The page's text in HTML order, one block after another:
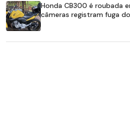
Honda CB300 é roubada
câmeras registram fuga